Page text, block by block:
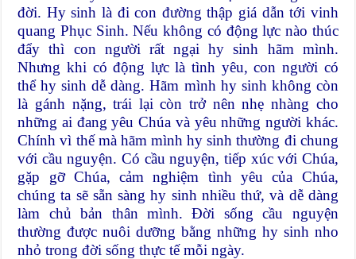
đời. Hy sinh là đi con đường thập giá dẫn tới vinh
quang Phục Sinh. Nếu không có động lực nào thúc
đẩy thì con người rất ngại hy sinh hãm mình.
Nhưng khi có động lực là tình yêu, con người có
thể hy sinh dễ dàng. Hãm mình hy sinh không còn
là gánh nặng, trái lại còn trở nên nhẹ nhàng cho
những ai đang yêu Chúa và yêu những người khác.
Chính vì thế mà hãm mình hy sinh thường đi chung
với cầu nguyện. Có cầu nguyện, tiếp xúc với Chúa,
gặp gỡ Chúa, cảm nghiệm tình yêu của Chúa,
chúng ta sẽ sẵn sàng hy sinh nhiều thứ, và dễ dàng
làm chủ bản thân mình. Đời sống cầu nguyện
thường được nuôi dưỡng bằng những hy sinh nho
nhỏ trong đời sống thực tế mỗi ngày.